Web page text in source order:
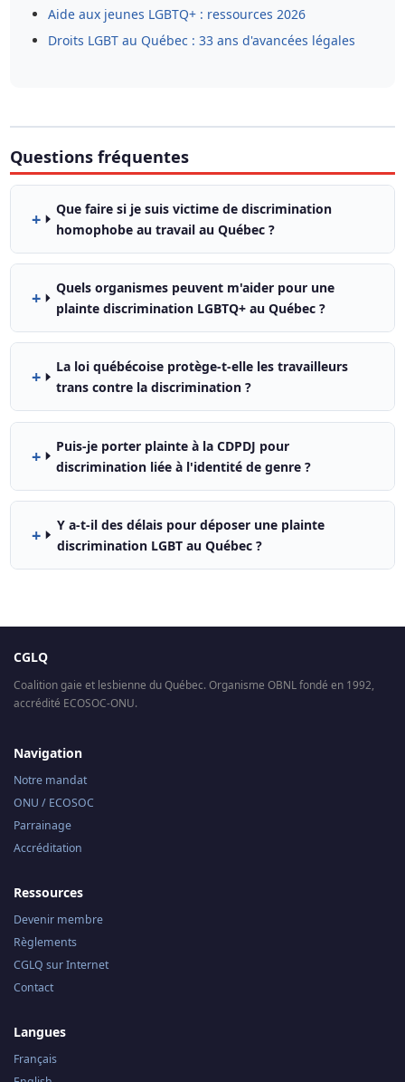
Aide aux jeunes LGBTQ+ : ressources 2026
Droits LGBT au Québec : 33 ans d'avancées légales
Questions fréquentes
Que faire si je suis victime de discrimination
homophobe au travail au Québec ?
Quels organismes peuvent m'aider pour une
plainte discrimination LGBTQ+ au Québec ?
La loi québécoise protège-t-elle les travailleurs
trans contre la discrimination ?
Puis-je porter plainte à la CDPDJ pour
discrimination liée à l'identité de genre ?
Y a-t-il des délais pour déposer une plainte
discrimination LGBT au Québec ?
CGLQ
Coalition gaie et lesbienne du Québec. Organisme OBNL fondé en 1992,
accrédité ECOSOC-ONU.
Navigation
Notre mandat
ONU / ECOSOC
Parrainage
Accréditation
Ressources
Devenir membre
Règlements
CGLQ sur Internet
Contact
Langues
Français